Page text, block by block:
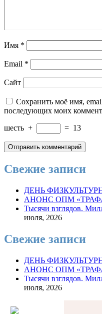
Имя *
Email *
Сайт
Сохранить моё имя,
последующих моих
шесть + = 13
Свежие записи
ДЕНЬ
АНОНС ОПМ
Тысячи взглядов.
июля, 2026
Свежие записи
ДЕНЬ
АНОНС ОПМ
Тысячи взглядов.
июля, 2026